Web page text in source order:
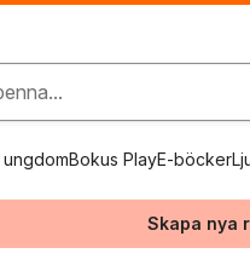
ungdomBokus PlayE-böcker
Skapa nya